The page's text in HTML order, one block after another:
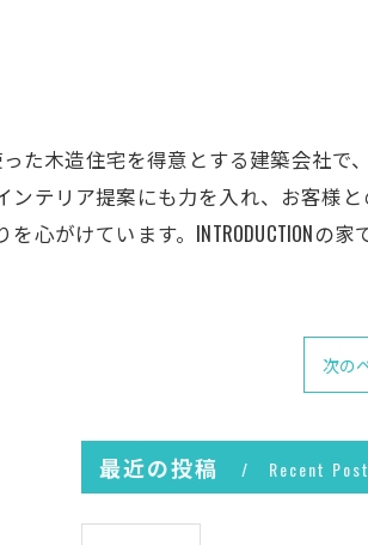
った木造住宅を得意とする建築会社で
テリア提案にも力を入れ、お客様と
がけています。INTRODUCTIONの家
次の
最近の投稿 Recent